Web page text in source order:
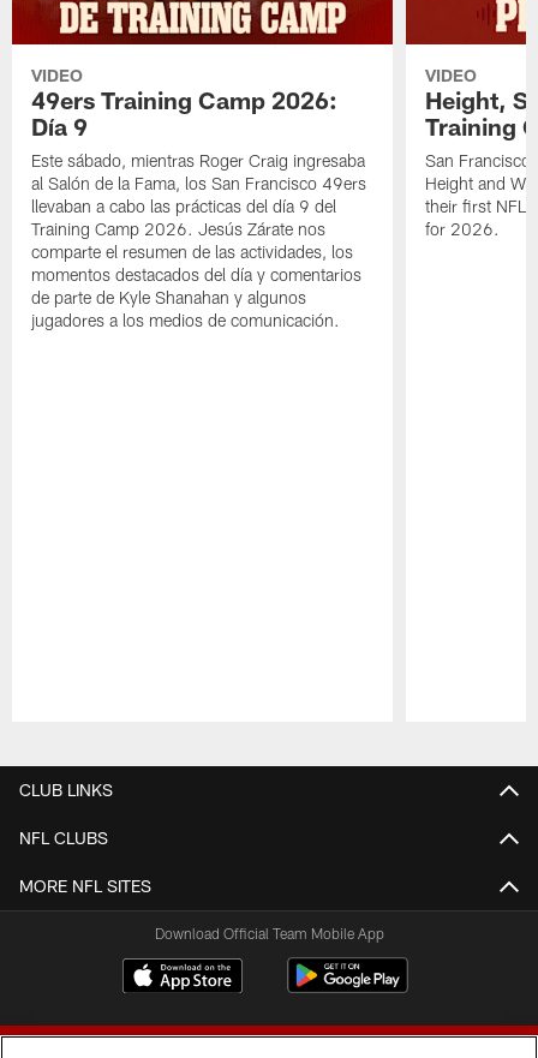
VIDEO
49ers Training Camp 2026:
Día 9
Este sábado, mientras Roger Craig ingresaba
al Salón de la Fama, los San Francisco 49ers
llevaban a cabo las prácticas del día 9 del
Training Camp 2026. Jesús Zárate nos
comparte el resumen de las actividades, los
momentos destacados del día y comentarios
de parte de Kyle Shanahan y algunos
jugadores a los medios de comunicación.
VIDEO
Height,
Training
San Francisco
Height and
their first NFL
for 2026.
CLUB LINKS
NFL CLUBS
MORE NFL SITES
Download Official Team Mobile App